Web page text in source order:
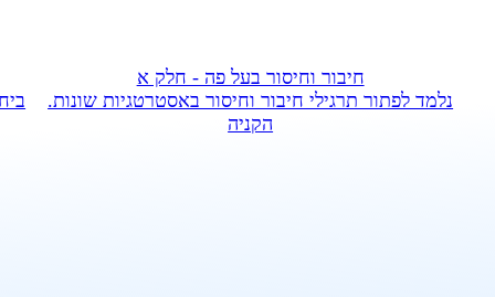
חיבור וחיסור בעל פה - חלק א
נלמד לפתור תרגילי חיבור וחיסור באסטרטגיות שונות.
הקניה